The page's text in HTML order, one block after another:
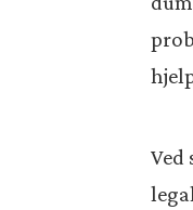
Ved